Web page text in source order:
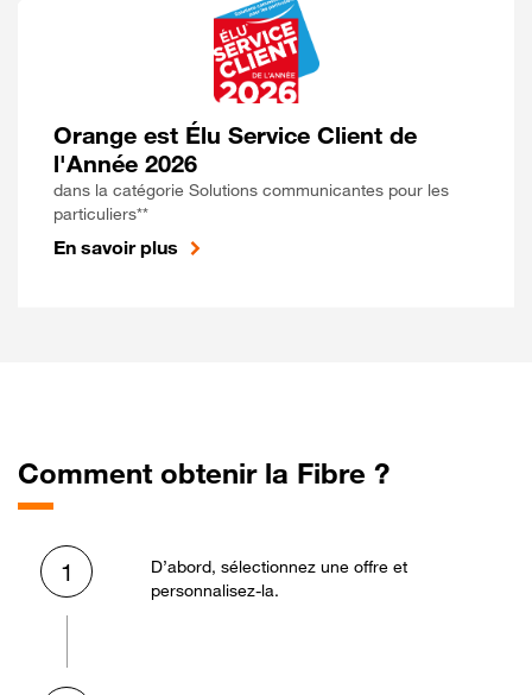
Orange est Élu Service Client de
l'Année 2026
dans la catégorie Solutions communicantes pour les
particuliers**
En savoir plus
Comment obtenir la Fibre ?
1
D’abord, sélectionnez une offre et
personnalisez-la.